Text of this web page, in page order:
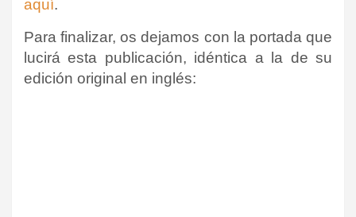
aquí.
Para finalizar, os dejamos con la portada que
lucirá esta publicación, idéntica a la de su
edición original en inglés: